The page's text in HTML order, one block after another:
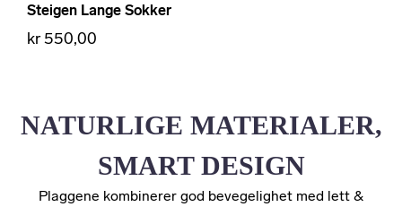
Steigen Lange Sokker
kr 550,00
NATURLIGE MATERIALER,
SMART DESIGN
Plaggene kombinerer god bevegelighet med lett &